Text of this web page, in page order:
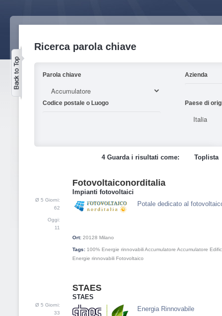
Ricerca parola chiave
Parola chiave Azienda
Codice postale o Luogo Paese di
4 Guarda i risultati come: Toplista
Ø 5 Giorni:
62
Oggi:
11
Fotovoltaiconorditalia
Impianti fotovoltaici
Potale dedicato al
Ort: 20128 Milano
Tags: 100% Energie rinnovabiliAccumulatore Accumulatore
Energie rinnovabili Fotovoltaico
Ø 5 Giorni:
33
STAES
STAES
Energia Rinnovabile